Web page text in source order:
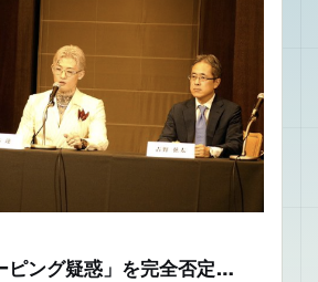
ピング疑惑」を完全否定…